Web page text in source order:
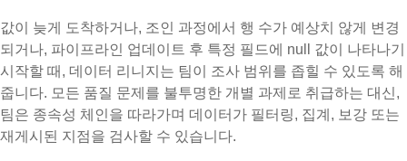
값이 늦게 도착하거나, 조인 과정에서 행 수가 예상치 않게 변경
되거나, 파이프라인 업데이트 후 특정 필드에 null 값이 나타나기
시작할 때, 데이터 리니지는 팀이 조사 범위를 좁힐 수 있도록 해
줍니다. 모든 품질 문제를 불투명한 개별 과제로 취급하는 대신,
팀은 종속성 체인을 따라가며 데이터가 필터링, 집계, 보강 또는
재게시된 지점을 검사할 수 있습니다.